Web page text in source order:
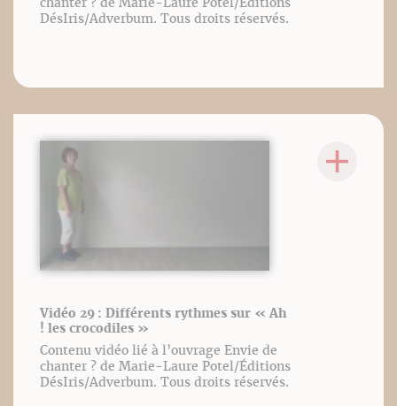
DésIris/Adverbum. Tous droits réservés.
Vidéo 29 : Différents rythmes sur « Ah
! les crocodiles »
Contenu vidéo lié à l’ouvrage Envie de
chanter ? de Marie-Laure Potel/Éditions
DésIris/Adverbum. Tous droits réservés.